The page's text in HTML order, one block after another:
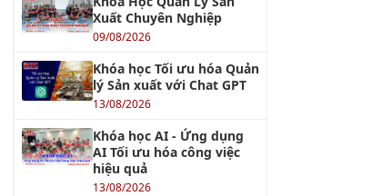
Xuất Chuyên Nghiệp
09/08/2026
Khóa học Tối ưu hóa Quản
lý Sản xuất với Chat GPT
13/08/2026
Khóa học AI - Ứng dụng
AI Tối ưu hóa công việc
hiệu quả
13/08/2026